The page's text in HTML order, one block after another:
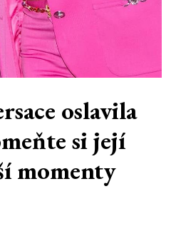
oslavila
si její
momenty